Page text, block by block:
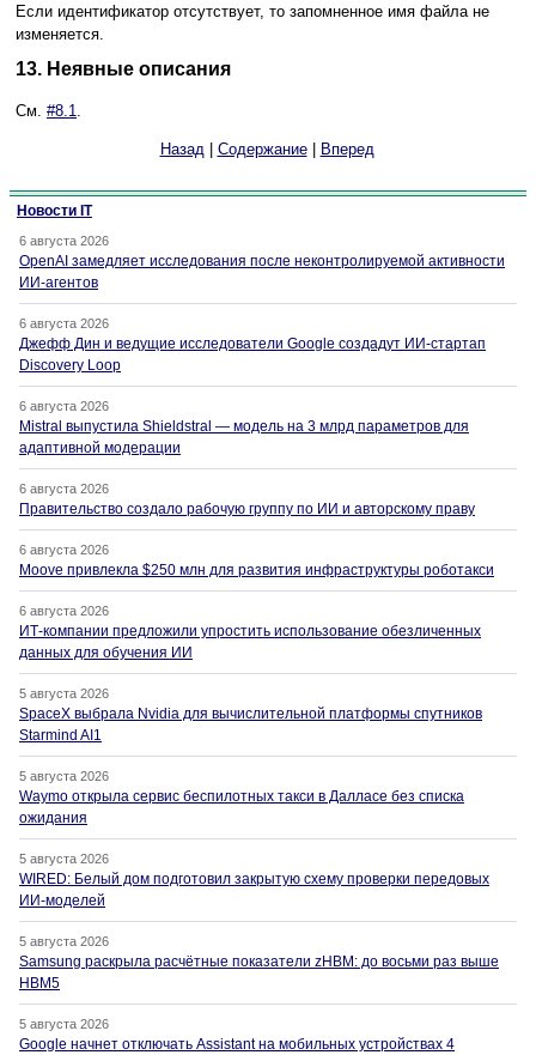
Если идентификатор отсутствует, то запомненное имя файла не
изменяется.
13. Неявные описания
См. #8.1.
Назад| Содержание| Вперед
Новости IT
6 августа 2026
OpenAI замедляет исследования после неконтролируемой активности
ИИ-агентов
6 августа 2026
Джефф Дин и ведущие исследователи Google создадут ИИ-стартап
Discovery Loop
6 августа 2026
Mistral выпустила Shieldstral — модель на 3 млрд параметров для
адаптивной модерации
6 августа 2026
Правительство создало рабочую группу по ИИ и авторскому праву
6 августа 2026
Moove привлекла $250 млн для развития инфраструктуры роботакси
6 августа 2026
ИТ-компании предложили упростить использование обезличенных
данных для обучения ИИ
5 августа 2026
SpaceX выбрала Nvidia для вычислительной платформы спутников
Starmind AI1
5 августа 2026
Waymo открыла сервис беспилотных такси в Далласе без списка
ожидания
5 августа 2026
WIRED: Белый дом подготовил закрытую схему проверки передовых
ИИ-моделей
5 августа 2026
Samsung раскрыла расчётные показатели zHBM: до восьми раз выше
HBM5
5 августа 2026
Google начнет отключать Assistant на мобильных устройствах 4